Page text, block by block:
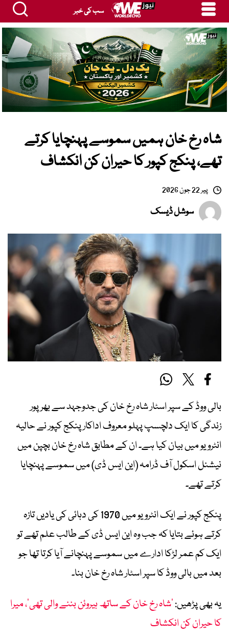
سب کی خبر
شاہ رخ خان ہمیں سموسے پہنچایا کرتے
تھے، پنکج کپور کا حیران کن انکشاف
پیر 22 جون 2026
سوشل ڈیسک
بالی ووڈ کے سپر اسٹار شاہ رخ خان کی جدوجہد سے بھرپور
زندگی کا ایک دلچسپ پہلو معروف اداکار پنکج کپور نے حالیہ
انٹرویو میں بیان کیا ہے۔ ان کے مطابق شاہ رخ خان بچپن میں
نیشنل اسکول آف ڈرامہ (این ایس ڈی) میں سموسے پہنچایا
کرتے تھے۔
پنکج کپور نے ایک انٹرویو میں 1970 کی دہائی کی یادیں تازہ
کرتے ہوئے بتایا کہ جب وہ این ایس ڈی کے طالب علم تھے تو
ایک کم عمر لڑکا ادارے میں سموسے پہنچانے آیا کرتا تھا جو
بعد میں بالی ووڈ کا سپر اسٹار شاہ رخ خان بنا۔
یہ بھی پڑھیں:’شاہ رخ خان کے ساتھ ہیروئن بننے والی تھی‘، میرا
کا حیران کن انکشاف